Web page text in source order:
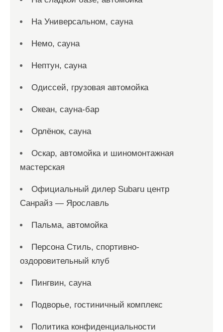
На Универсальном, сауна
Немо, сауна
Нептун, сауна
Одиссей, грузовая автомойка
Океан, сауна-бар
Орлёнок, сауна
Оскар, автомойка и шиномонтажная
мастерская
Официальный дилер Subaru центр
Санрайз — Ярославль
Пальма, автомойка
Персона Стиль, спортивно-
оздоровительный клуб
Пингвин, сауна
Подворье, гостиничный комплекс
Политика конфиденциальности